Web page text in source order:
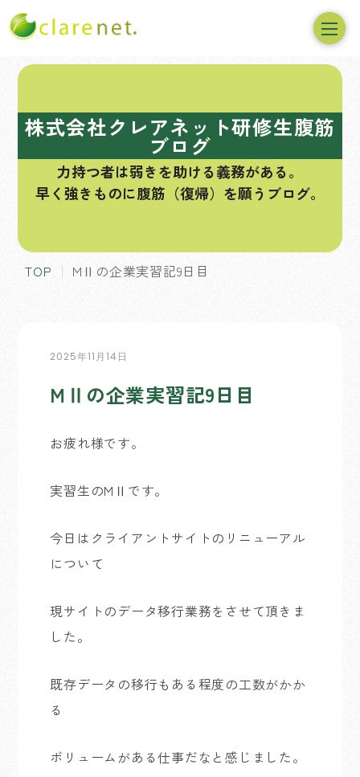
株式会社クレアネット研修生腹筋
ブログ
力持つ者は弱きを助ける義務がある。
早く強きものに腹筋（復帰）を願うブログ。
TOP MⅡの企業実習記9日目
2025年11月14日
MⅡの企業実習記9日目
お疲れ様です。
実習生のMⅡです。
今日はクライアントサイトのリニューアル
について
現サイトのデータ移行業務をさせて頂きま
した。
既存データの移行もある程度の工数がかか
る
ボリュームがある仕事だなと感じました。